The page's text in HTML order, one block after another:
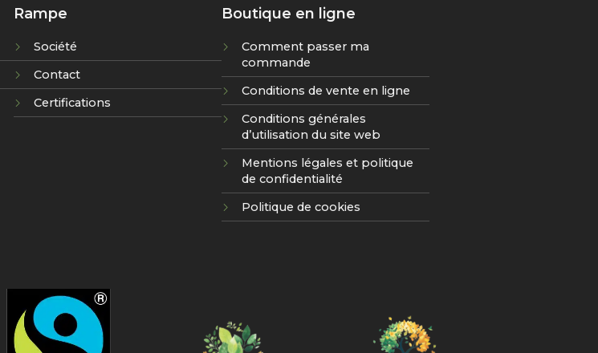
Rampe
Société
Contact
Certifications
Boutique en ligne
Comment passer ma
commande
Conditions de vente en ligne
Conditions générales
d’utilisation du site web
Mentions légales et politique
de confidentialité
Politique de cookies